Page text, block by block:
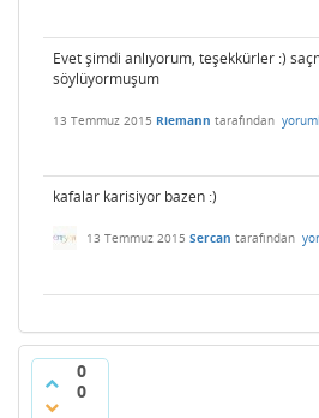
Evet şimdi anlıyorum, teşekkürler :)
söylüyormuşum
13 Temmuz 2015 Riemann tarafından
kafalar karisiyor bazen :)
13 Temmuz 2015 Sercan tarafından
0
0